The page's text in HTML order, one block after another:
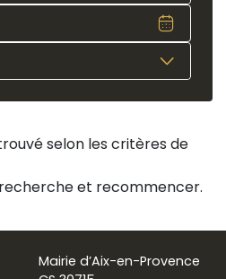
selon les critères de
et recommencer.
Mairie d’Aix-en-Provence